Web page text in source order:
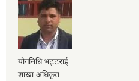
योगनिधि भट्टराई
शाखा अधिकृत